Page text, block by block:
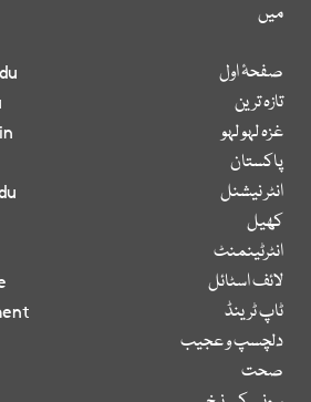
میں
صفحۂ اول
تازہ ترین
غزہ لہو لہو
پاکستان
انٹر نیشنل
کھیل
انٹرٹینمنٹ
لائف اسٹائل
ٹاپ ٹرینڈ
دلچسپ و عجیب
صحت